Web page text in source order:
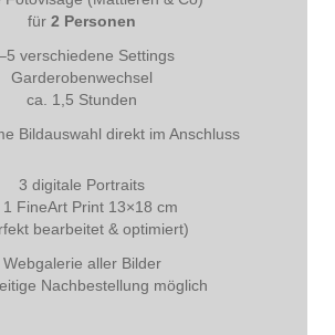
für 2 Personen
verschiedene Settings
Garderobenwechsel
ca. 1,5 Stunden
Bildauswahl direkt im Anschluss
3 digitale Portraits
1 FineArt Print 13×18 cm
bearbeitet & optimiert)
Webgalerie aller Bilder
Nachbestellung möglich